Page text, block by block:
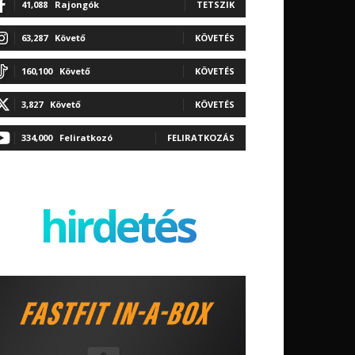
41,088 Rajongók TETSZIK
63,287 Követő KÖVETÉS
160,100 Követő KÖVETÉS
3,827 Követő KÖVETÉS
334,000 Feliratkozó FELIRATKOZÁS
hirdetés